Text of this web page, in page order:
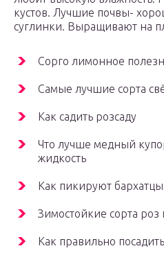
кустов. Лучшие почвы-
суглинки. Выращивают на
Сорго лимонное
Самые лучшие сорта
Как садить розсаду
Что лучше медный
жидкость
Как пикируют бархатцы
Зимостойкие сорта роз
Как правильно